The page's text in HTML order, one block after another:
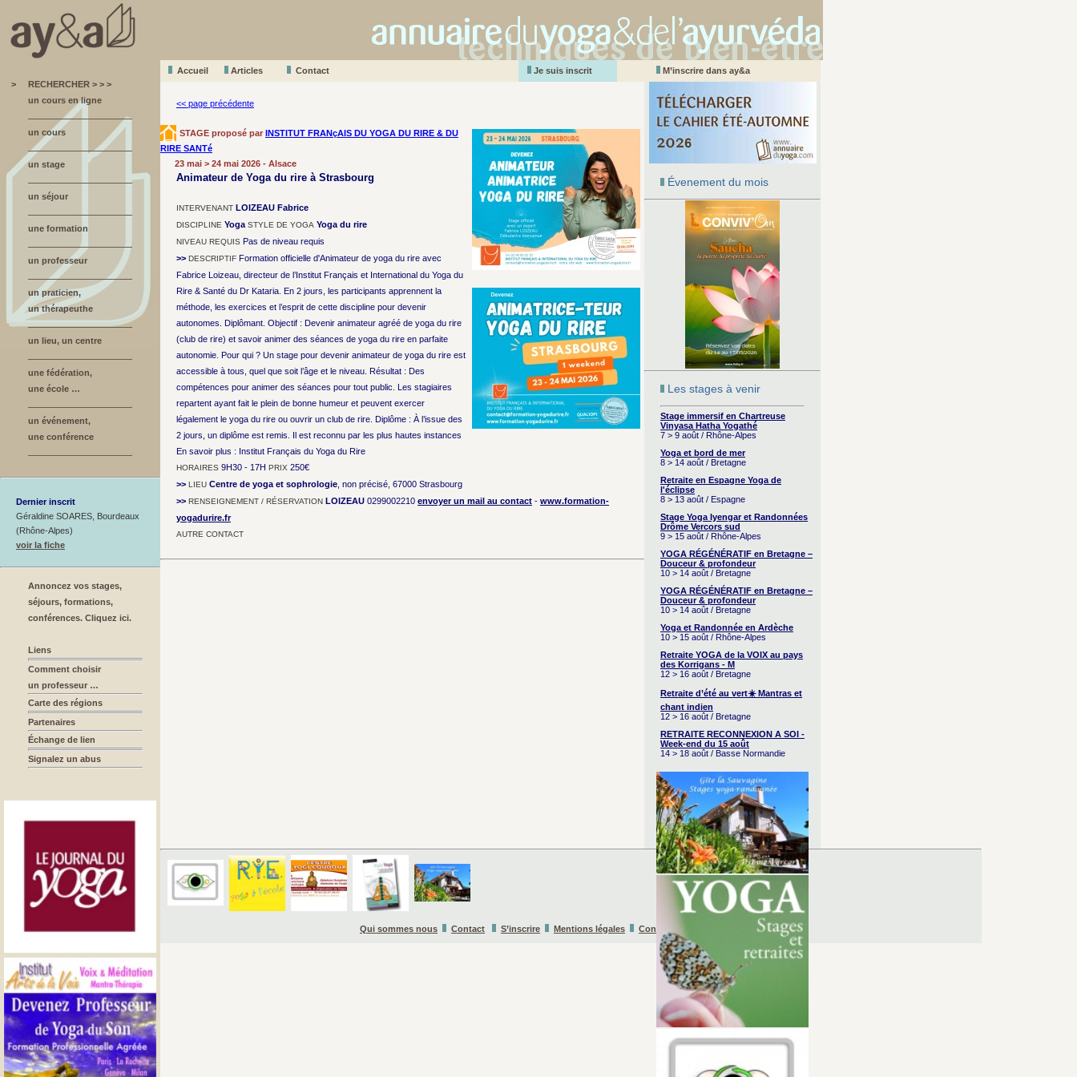
Accueil Articles Contact Je suis inscrit
M’inscrire dans ay&a
>
RECHERCHER > > >
un cours en ligne
un cours
un stage
un séjour
une formation
un professeur
un praticien,
un thérapeuthe
un lieu, un centre
une fédération,
une école …
un événement,
une conférence
Dernier inscrit
Géraldine SOARES, Bourdeaux
(Rhône-Alpes)
voir la fiche
Annoncez vos stages,
séjours, formations,
conférences. Cliquez ici.
Liens
Comment choisir
un professeur …
Carte des régions
Partenaires
Échange de lien
Signalez un abus
Évenement du mois
Les stages à venir
Stage immersif en Chartreuse
Vinyasa Hatha Yogathé
7 > 9 août / Rhône-Alpes
Yoga et bord de mer
8 > 14 août / Bretagne
Retraite en Espagne Yoga de
l'éclipse
8 > 13 août / Espagne
Stage Yoga Iyengar et Randonnées
Drôme Vercors sud
9 > 15 août / Rhône-Alpes
YOGA RÉGÉNÉRATIF en Bretagne –
Douceur & profondeur
10 > 14 août / Bretagne
YOGA RÉGÉNÉRATIF en Bretagne –
Douceur & profondeur
10 > 14 août / Bretagne
Yoga et Randonnée en Ardèche
10 > 15 août / Rhône-Alpes
Retraite YOGA de la VOIX au pays
des Korrigans - M
12 > 16 août / Bretagne
Retraite d’été au vert☀️ Mantras et
chant indien
12 > 16 août / Bretagne
RETRAITE RECONNEXION A SOI -
Week-end du 15 août
14 > 18 août / Basse Normandie
<< page précédente
STAGE proposé par INSTITUT FRANçAIS DU YOGA DU RIRE & DU
RIRE SANTé
23 mai > 24 mai 2026 - Alsace
Animateur de Yoga du rire à Strasbourg
INTERVENANT LOIZEAU Fabrice
DISCIPLINE Yoga STYLE DE YOGA Yoga du rire
NIVEAU REQUIS Pas de niveau requis
>> DESCRIPTIF Formation officielle d'Animateur de yoga du rire avec
Fabrice Loizeau, directeur de l’Institut Français et International du Yoga du
Rire & Santé du Dr Kataria. En 2 jours, les participants apprennent la
méthode, les exercices et l’esprit de cette discipline pour devenir
autonomes. Diplômant. Objectif : Devenir animateur agréé de yoga du rire
(club de rire) et savoir animer des séances de yoga du rire en parfaite
autonomie. Pour qui ? Un stage pour devenir animateur de yoga du rire est
accessible à tous, quel que soit l’âge et le niveau. Résultat : Des
compétences pour animer des séances pour tout public. Les stagiaires
repartent ayant fait le plein de bonne humeur et peuvent exercer
légalement le yoga du rire ou ouvrir un club de rire. Diplôme : À l’issue des
2 jours, un diplôme est remis. Il est reconnu par les plus hautes instances
En savoir plus : Institut Français du Yoga du Rire
HORAIRES 9H30 - 17H PRIX 250€
>> LIEU Centre de yoga et sophrologie , non précisé, 67000 Strasbourg
>> RENSEIGNEMENT / RÉSERVATION LOIZEAU 0299002210 envoyer un mail au contact - www.formation-
yogadurire.fr
AUTRE CONTACT
Qui sommes nous Contact S’inscrire Mentions légales Conditions Générales d’Utilisation